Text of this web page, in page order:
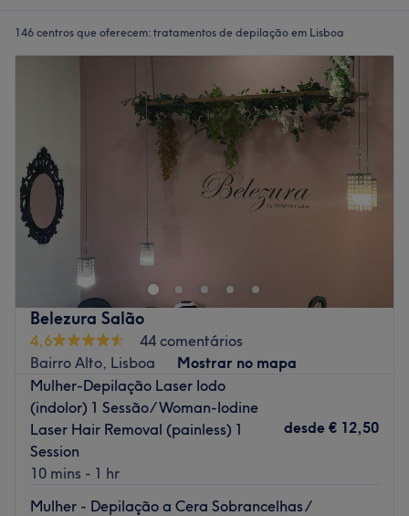
146 centros que oferecem: tratamentos de depilação em Lisboa
Belezura Salão
4,6
44 comentários
Bairro Alto, Lisboa
Mostrar no mapa
Mulher-Depilação Laser Iodo
(indolor) 1 Sessão/ Woman-Iodine
Laser Hair Removal (painless) 1
Session
10 mins - 1 hr
desde € 12,50
Mulher - Depilação a Cera Sobrancelhas /